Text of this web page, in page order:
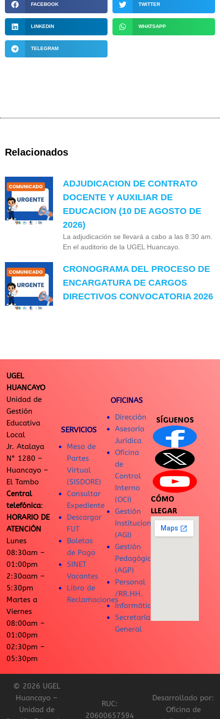
FACEBOOK TWITTER
LINKEDIN WHATSAPP
TELEGRAM
Relacionados
ADJUDICACION DE CONTRATO
DOCENTE Y AUXILIAR DE
EDUCACION (10 DE AGOSTO DE
2026)
La adjudicación se llevará a cabo a las 8:30 am.
En el auditorio de la UGEL Huancayo.
CRONOGRAMA DEL PROCESO DE
ENCARGATURA DE CARGOS
DIRECTIVOS CONVOCATORIA 2026
UGEL
HUANCAYO
Unidad de
Gestión
Educativa
Local
Jr. Atalaya
N° 1280 –
Huancayo –
El Tambo
Central
telefónica:
HORARIO DE
ATENCIÓN
Lunes
08:30am –
01:00pm
2:30aam –
5:30pm
Martes a
Viernes
08:00am –
01:00pm
02:30pm –
05:30pm
SERVICIOS
Mesa de
Partes
Virtual
(SISDORE)
Consultar
Expediente
Descargar
FUT
Boletas
de Pago
SINET
Vacantes
Libro de
Reclamaciones
OFICINAS
Dirección
Asesoría
Jurídica
Oficina
de
Control
Interno
(OCI)
Gestión
Institucional
(AGI)
Gestión
Pedagógica
(AGP)
Personal
/RR.HH.
Informática
Secretaría
General
SÍGUENOS
CÓMO
LLEGAR
© 2026 UGEL
Huancayo –
Unidad de
RUC:
20600657594
Desarrollado por:
Oficina de